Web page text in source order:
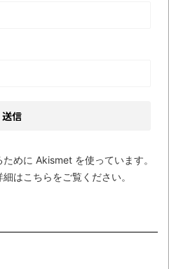
めに Akismet を使っています。
はこちらをご覧ください。